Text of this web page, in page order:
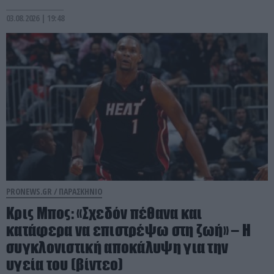
03.08.2026 | 19:48
PRONEWS.GR / ΠΑΡΑΣΚΗΝΙΟ
Κρις Μπος: «Σχεδόν πέθανα και
κατάφερα να επιστρέψω στη ζωή» – Η
συγκλονιστική αποκάλυψη για την
υγεία του (βίντεο)